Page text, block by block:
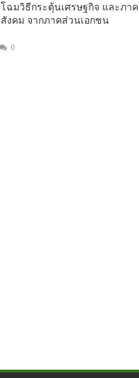
โฉมวิธีกระตุ้นเศรษฐกิจ และภาค
สังคม จากภาคส่วนเอกชน
0